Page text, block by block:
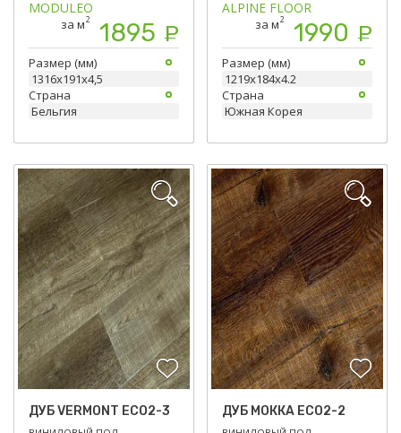
MODULEO
за м2 1895 Р
Размер (мм)
1316х191х4,5
Страна
Бельгия
ALPINE FLOOR
за м2 1990 Р
Размер (мм)
1219х184х4.2
Страна
Южная Корея
ДУБ VERMONT ЕСО2-3 ДУБ МОККА ECO2-2